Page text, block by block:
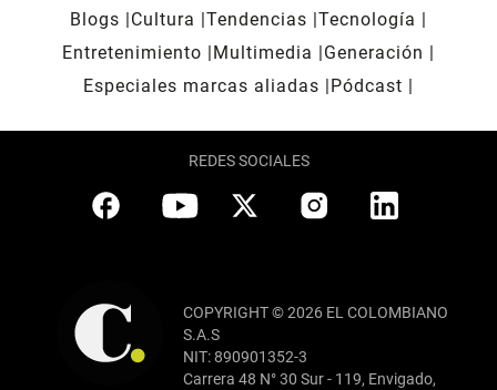
Blogs
Cultura Tendencias Tecnología
Entretenimiento
Multimedia
Generación
Especiales marcas aliadas
Pódcast
REDES SOCIALES
COPYRIGHT © 2026 EL COLOMBIANO
S.A.S
NIT: 890901352-3
Carrera 48 N° 30 Sur - 119, Envigado,